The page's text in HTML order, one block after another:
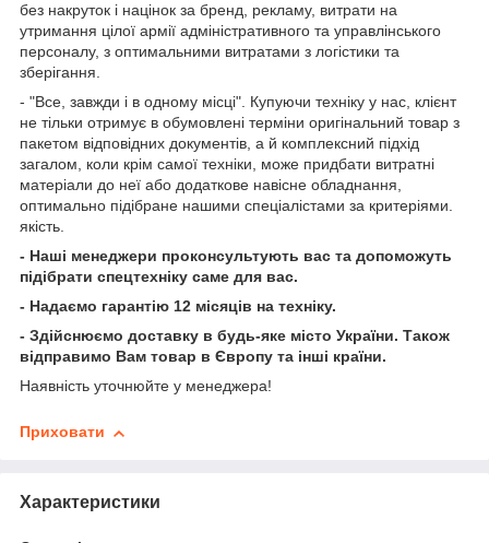
без накруток і націнок за бренд, рекламу, витрати на
утримання цілої армії адміністративного та управлінського
персоналу, з оптимальними витратами з логістики та
зберігання.
- "Все, завжди і в одному місці". Купуючи техніку у нас, клієнт
не тільки отримує в обумовлені терміни оригінальний товар з
пакетом відповідних документів, а й комплексний підхід
загалом, коли крім самої техніки, може придбати витратні
матеріали до неї або додаткове навісне обладнання,
оптимально підібране нашими спеціалістами за критеріями.
якість.
- Наші менеджери проконсультують вас та допоможуть
підібрати спецтехніку саме для вас.
- Надаємо гарантію 12 місяців на техніку.
- Здійснюємо доставку в будь-яке місто України. Також
відправимо Вам товар в Європу та інші країни.
Наявність уточнюйте у менеджера!
Приховати
Характеристики